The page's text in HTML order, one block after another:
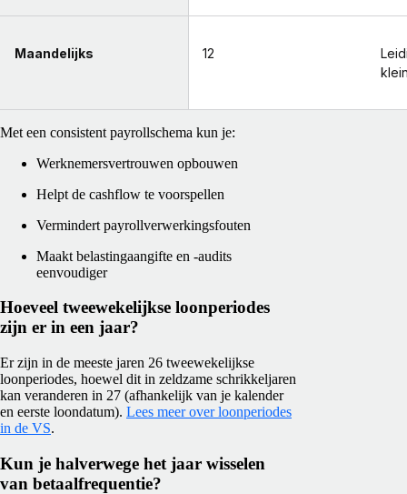
Maandelijks 12
Met een consistent payrollschema kun je:
Werknemersvertrouwen opbouwen
Helpt de cashflow te voorspellen
Vermindert payrollverwerkingsfouten
Maakt belastingaangifte en -audits
eenvoudiger
Hoeveel tweewekelijkse loonperiodes
zijn er in een jaar?
Er zijn in de meeste jaren 26 tweewekelijkse
loonperiodes, hoewel dit in zeldzame schrikkeljaren
kan veranderen in 27 (afhankelijk van je kalender
en eerste loondatum). Lees meer over loonperiodes
in de VS.
Kun je halverwege het jaar wisselen
van betaalfrequentie?